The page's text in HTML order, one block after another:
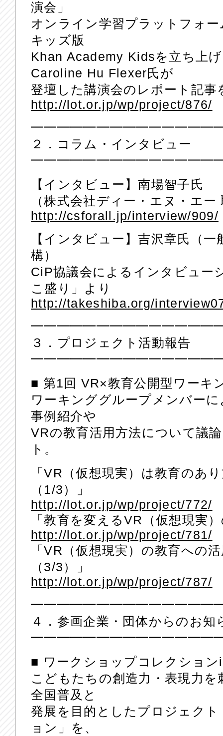
演会」
オンライン学習プラットフォ
キッズ版
Khan Academy Kidsを立ち上
Caroline Hu Flexer氏が
登壇した講演会のレポート記事
http://lot.or.jp/wp/project/876/
２．コラム・インタビュー
【インタビュー】南場智子氏
（株式会社ディー・エヌ・エー
http://csforall.jp/interview/909/
【インタビュー】吉沢章氏（
構）
CiP協議会によるインタビュー
こ盛り」より
http://takeshiba.org/
３．プロジェクト活動報告
■ 第1回 VR×教育公開型ワーキ
ワーキンググループメンバー
事例紹介や
VRの教育活用方法について議
ト。
「VR（仮想現実）は教育のあ
（1/3）」
http://lot.or.jp/wp/project/772/
「教育を変えるVR（仮想現実
http://lot.or.jp/wp/project/781/
「VR（仮想現実）の教育への
（3/3）」
http://lot.or.jp/wp/project/787/
４．参画企業・団体からのお知
■ ワークショップコレクショ
こどもたちの創造力・表現力
全国普及と
発展を目的としたプロジェク
ョン」を、